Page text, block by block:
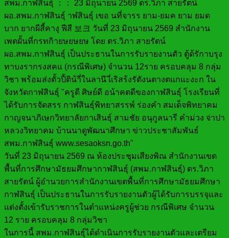
วันที่ 23 มิถุนายน 2569 ณ ห้องประชุมเสียงพิณ สำนักงานเขต
พื้นที่การศึกษามัธยมศึกษากาฬสินธุ์ (สพม.กาฬสินธุ์) ดร.วิภา
สายรัตน์ ผู้อำนวยการสำนักงานเขตพื้นที่การศึกษามัธยมศึกษา
กาฬสินธุ์ เป็นประธานในการรับรายงานตัวผู้ได้รับการบรรจุและ
แต่งตั้งเข้ารับราชการในตำแหน่งครูผู้ช่วย กรณีพิเศษ จำนวน
12 ราย ครอบคลุม 8 กลุ่มวิชา
ในการนี้ สพม.กาฬสินธุ์ได้ดำเนินการรับรายงานตัวและเตรียม